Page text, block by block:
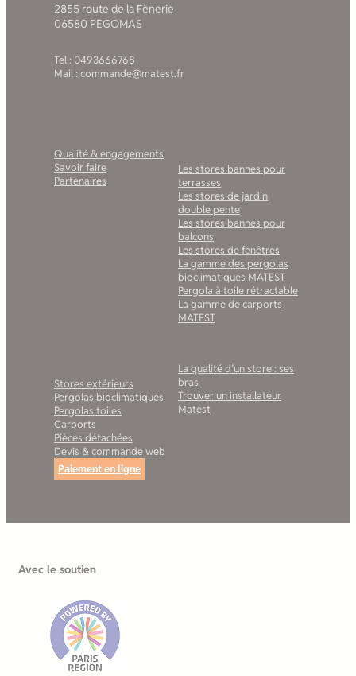
2855 route de la Fènerie
06580 PEGOMAS
Tel : 0493666768
Mail : commande@matest.fr
Qualité & engagements
Savoir faire
Partenaires
Les stores bannes pour
terrasses
Les stores de jardin
double pente
Les stores bannes pour
balcons
Les stores de fenêtres
La gamme des pergolas
bioclimatiques MATEST
Pergola à toile rétractable
La gamme de carports
MATEST
Stores extérieurs
Pergolas bioclimatiques
Pergolas toiles
Carports
Pièces détachées
Devis & commande web
Paiement en ligne
La qualité d’un store : ses
bras
Trouver un installateur
Matest
Avec le soutien